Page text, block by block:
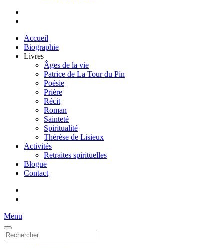
Accueil
Biographie
Livres
Âges de la vie
Patrice de La Tour du Pin
Poésie
Prière
Récit
Roman
Sainteté
Spiritualité
Thérèse de Lisieux
Activités
Retraites spirituelles
Blogue
Contact
Menu